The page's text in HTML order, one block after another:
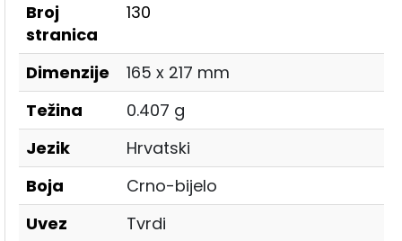
Broj
stranica
130
Dimenzije
165 x 217 mm
Težina
0.407 g
Jezik
Hrvatski
Boja
Crno-bijelo
Uvez
Tvrdi